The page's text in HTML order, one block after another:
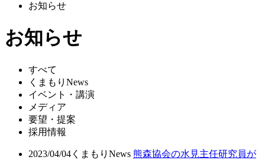
お知らせ
お知らせ
すべて
くまもりNews
イベント・講演
メディア
要望・提案
採用情報
2023/04/04 くまもりNews 熊森協会の水見主任研究員が